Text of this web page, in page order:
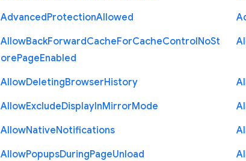
AdvancedProtectionAllowed
AllowBackForwardCacheForCacheControlNoSt
orePageEnabled
AllowDeletingBrowserHistory
AllowExcludeDisplayInMirrorMode
AllowNativeNotifications
AllowPopupsDuringPageUnload